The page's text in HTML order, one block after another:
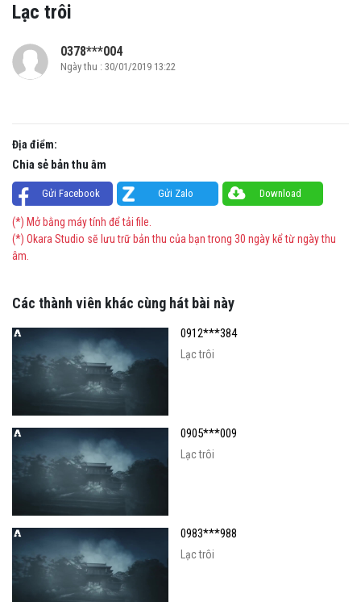
Lạc trôi
0378***004
Ngày thu : 30/01/2019 13:22
Địa điểm:
Chia sẻ bản thu âm
Gửi Facebook Gửi Zalo Download
(*) Mở bằng máy tính để tải file.
(*) Okara Studio sẽ lưu trữ bản thu của bạn trong 30 ngày kể từ ngày thu
âm.
Các thành viên khác cùng hát bài này
0912***384
Lạc trôi
0905***009
Lạc trôi
0983***988
Lạc trôi